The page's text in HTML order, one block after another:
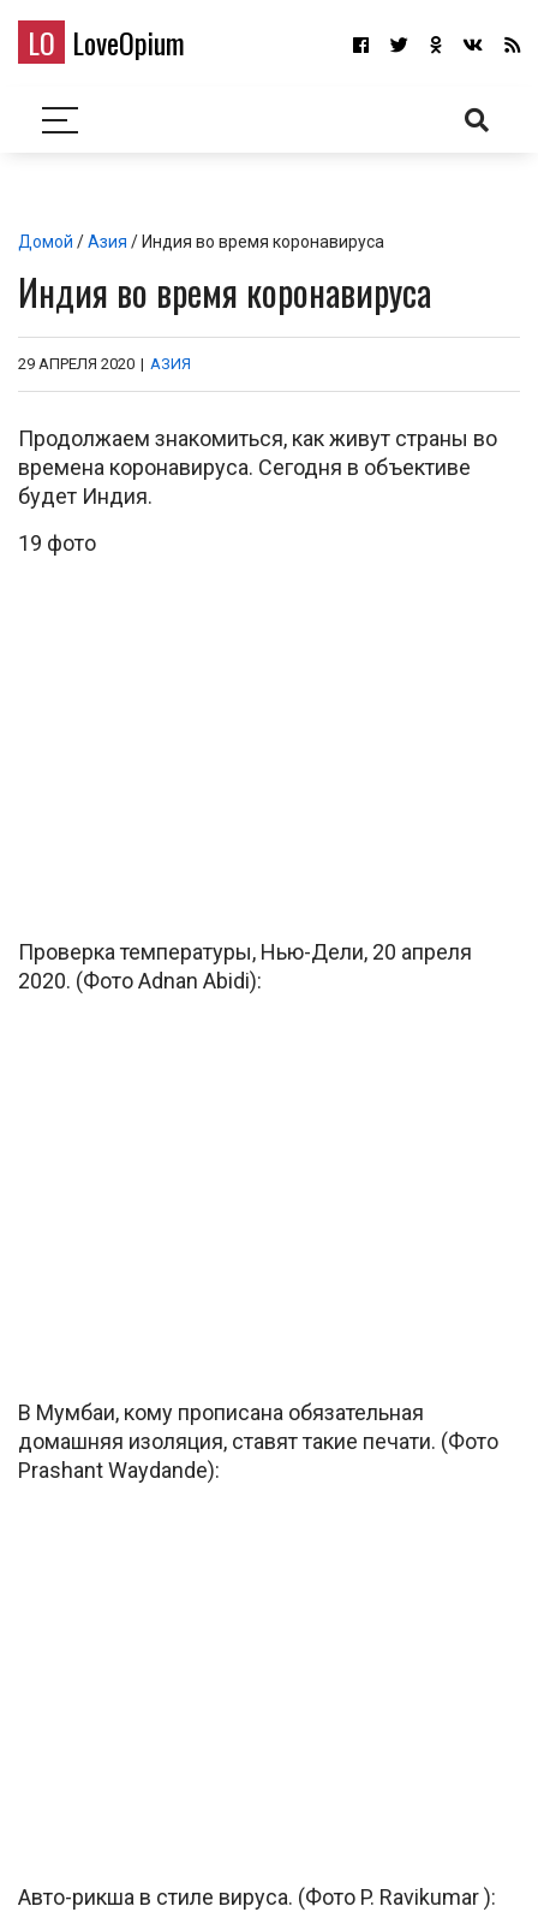
LO LoveOpium
Домой /Азия / Индия во время коронавируса
Индия во время коронавируса
29 АПРЕЛЯ 2020 | АЗИЯ
Продолжаем знакомиться, как живут страны во
времена коронавируса. Сегодня в объективе
будет Индия.
19 фото
Проверка температуры, Нью-Дели, 20 апреля
2020. (Фото Adnan Abidi):
В Мумбаи, кому прописана обязательная
домашняя изоляция, ставят такие печати. (Фото
Prashant Waydande):
Авто-рикша в стиле вируса. (Фото P. Ravikumar ):